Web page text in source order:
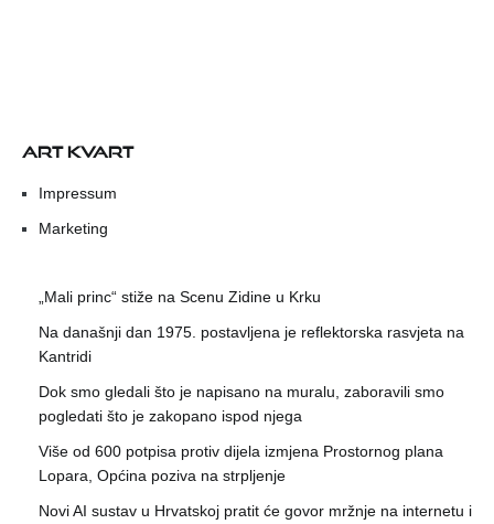
ART KVART
Impressum
Marketing
„Mali princ“ stiže na Scenu Zidine u Krku
Na današnji dan 1975. postavljena je reflektorska rasvjeta na
Kantridi
Dok smo gledali što je napisano na muralu, zaboravili smo
pogledati što je zakopano ispod njega
Više od 600 potpisa protiv dijela izmjena Prostornog plana
Lopara, Općina poziva na strpljenje
Novi AI sustav u Hrvatskoj pratit će govor mržnje na internetu i